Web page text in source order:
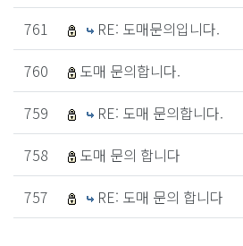
761
RE: 도매문의입니다.
760
도매 문의합니다.
759
RE: 도매 문의합니다.
758
도매 문의 합니다
757
RE: 도매 문의 합니다